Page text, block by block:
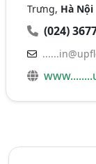
Trưng, Hà Nội
(024)